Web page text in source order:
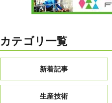
カテゴリ一覧
新着記事
生産技術